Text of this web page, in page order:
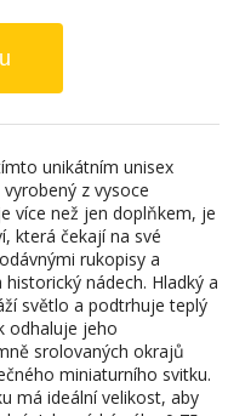
unikátním unisex
z vysoce
více než jen doplňkem, je
která čekají na své
rukopisy a
nádech. Hladký a
světlo a podtrhuje teplý
odhaluje jeho
srolovaných okrajů
miniaturního svitku.
má ideální velikost, aby